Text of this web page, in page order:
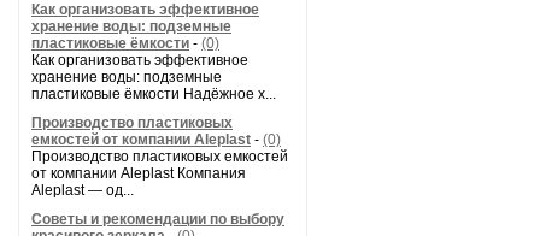
Как организовать эффективное
хранение воды: подземные
пластиковые ёмкости - (0)
Как организовать эффективное
хранение воды: подземные
пластиковые ёмкости Надёжное х...
Производство пластиковых
емкостей от компании Aleplast - (0)
Производство пластиковых емкостей
от компании Aleplast Компания
Aleplast — од...
Советы и рекомендации по выбору